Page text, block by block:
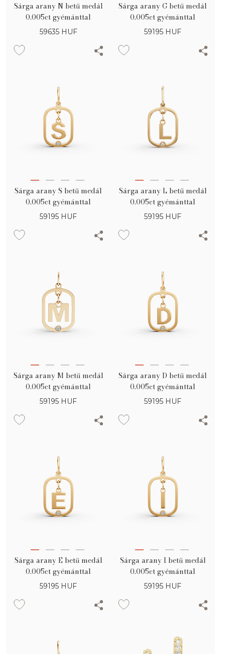
Sárga arany N betű medál
0.005ct gyémánttal
59635 HUF
Sárga arany G betű medál
0.005ct gyémánttal
59195 HUF
Sárga arany S betű medál
0.005ct gyémánttal
59195 HUF
Sárga arany L betű medál
0.005ct gyémánttal
59195 HUF
Sárga arany M betű medál
0.005ct gyémánttal
59195 HUF
Sárga arany D betű medál
0.005ct gyémánttal
59195 HUF
Sárga arany E betű medál
0.005ct gyémánttal
59195 HUF
Sárga arany I betű medál
0.005ct gyémánttal
59195 HUF